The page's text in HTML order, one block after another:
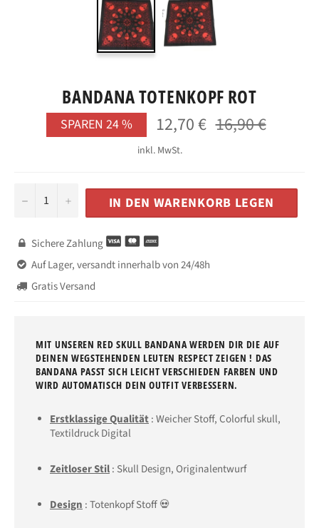
BANDANA TOTENKOPF ROT
SPAREN 24% 12,70 € Normaler
Preis
16,90 €
inkl. MwSt.
− + IN DEN WARENKORB LEGEN
 Sichere Zahlung
 Auf Lager, versandt innerhalb von 24/48h
 Gratis Versand
MIT UNSEREN RED SKULL BANDANA WERDEN DIR DIE AUF
DEINEN WEGSTEHENDEN LEUTEN RESPECT ZEIGEN ! DAS
BANDANA PASST SICH LEICHT VERSCHIEDEN FARBEN UND
WIRD AUTOMATISCH DEIN OUTFIT VERBESSERN.
Erstklassige Qualität: Weicher Stoff, Colorful skull,
Textildruck Digital
Zeitloser Stil: Skull Design, Originalentwurf
Design : Totenkopf Stoff 💀